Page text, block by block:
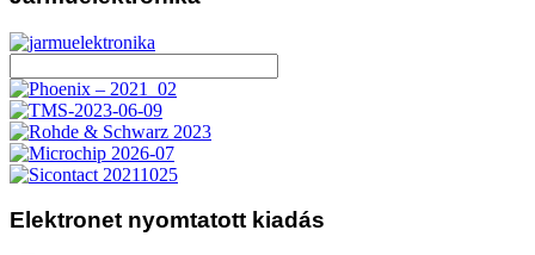
Elektronet nyomtatott kiadás